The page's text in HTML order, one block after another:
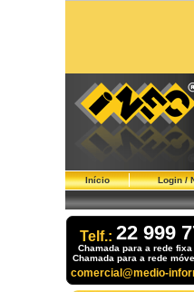
Início Login /
Telf.: 22 999
Chamada para a rede
Chamada para a rede
comercial@medio-